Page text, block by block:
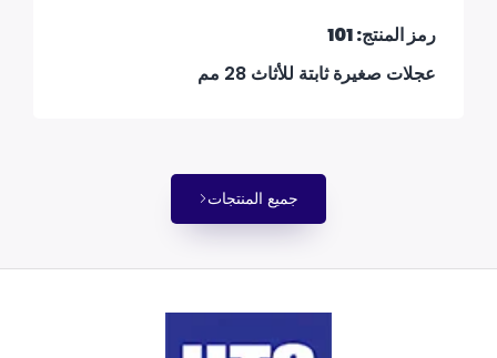
رمز المنتج: 101
عجلات صغيرة ثابتة للأثاث 28 مم
جميع المنتجات